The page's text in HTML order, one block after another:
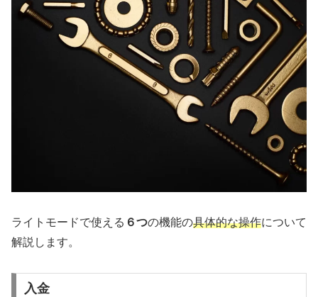
ライトモードで使える ６つの機能の具体的な操作について
解説します。
入金